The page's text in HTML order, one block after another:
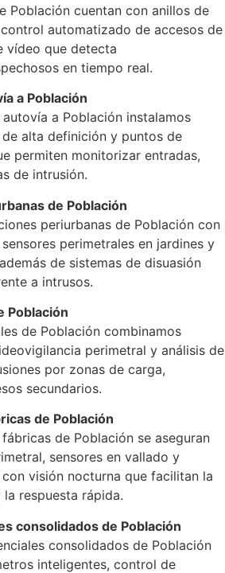
Población cuentan con anillos de
automatizado de accesos de
vídeo que detecta
en tiempo real.
a Población
a Población instalamos
alta definición y puntos de
permiten monitorizar entradas,
de intrusión.
de Población
periurbanas de Población con
perimetrales en jardines y
de sistemas de disuasión
a intrusos.
Población
de Población combinamos
perimetral y análisis de
por zonas de carga,
secundarios.
de Población
de Población se aseguran
sensores en vallado y
visión nocturna que facilitan la
respuesta rápida.
consolidados de Población
consolidados de Población
inteligentes, control de